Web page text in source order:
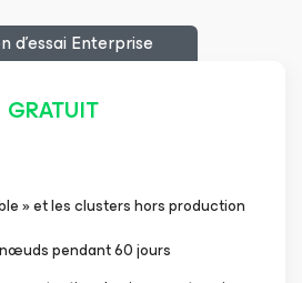
d’essai Enterprise
GRATUIT
» et les clusters hors production
nœuds pendant 60 jours